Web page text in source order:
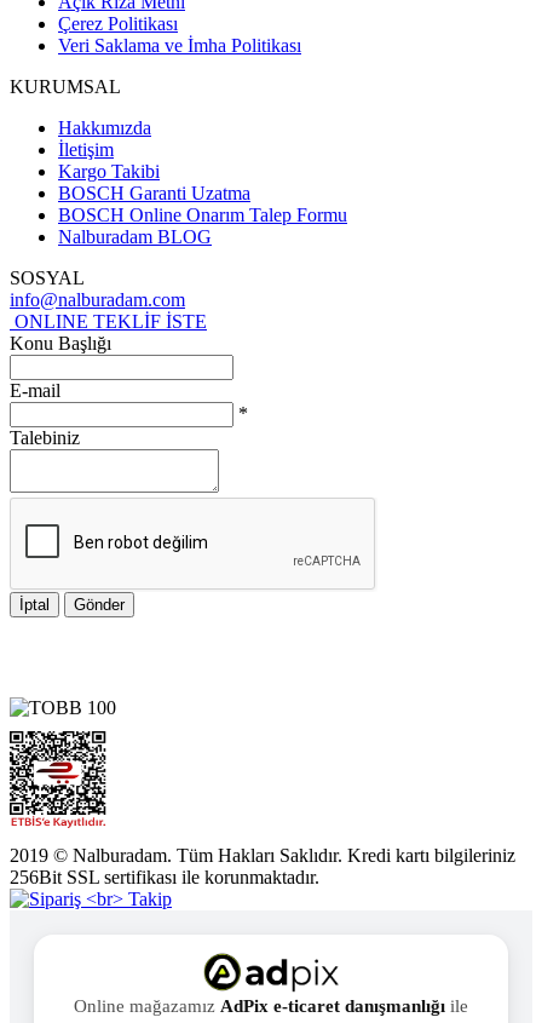
Çerez Politikası
Veri Saklama ve İmha Politikası
KURUMSAL
Hakkımızda
İletişim
Kargo Takibi
BOSCH Garanti Uzatma
BOSCH Online Onarım Talep Formu
Nalburadam BLOG
SOSYAL
info@nalburadam.com
ONLINE TEKLİF İSTE
Konu Başlığı
E-mail
*
Talebiniz
İptal Gönder
2019 © Nalburadam. Tüm Hakları Saklıdır. Kredi kartı bilgileriniz
256Bit SSL sertifikası ile korunmaktadır.
Online mağazamız AdPix e-ticaret danışmanlığı ile